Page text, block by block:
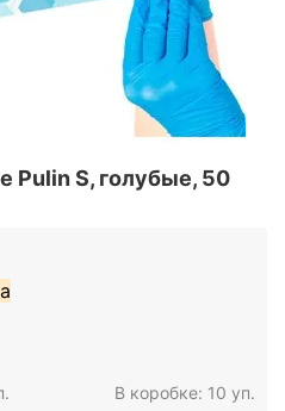
Pulin S, голубые, 50
В коробке: 10 уп.